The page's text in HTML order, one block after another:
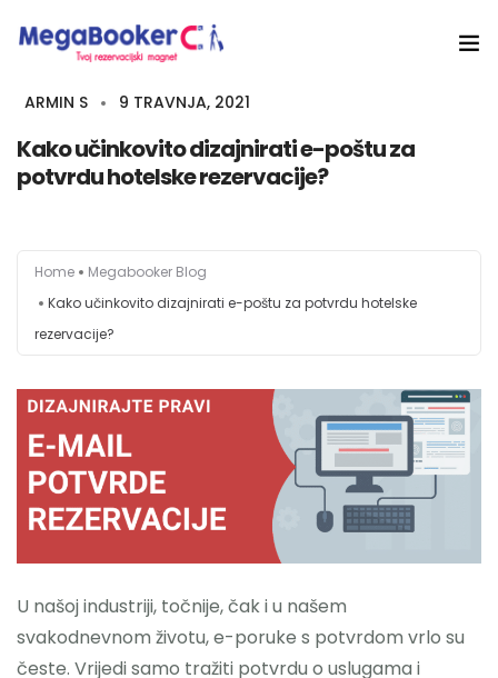
Hotelski Ekosistem
Rješenja
Cijene
Započni Danas
Nazovite
ARMIN S 9 TRAVNJA, 2021
Kako učinkovito dizajnirati e-poštu za
potvrdu hotelske rezervacije?
Home
Megabooker Blog
Kako učinkovito dizajnirati e-poštu za potvrdu hotelske
rezervacije?
U našoj industriji, točnije, čak i u našem
svakodnevnom životu, e-poruke s potvrdom vrlo su
česte. Vrijedi samo tražiti potvrdu o uslugama i